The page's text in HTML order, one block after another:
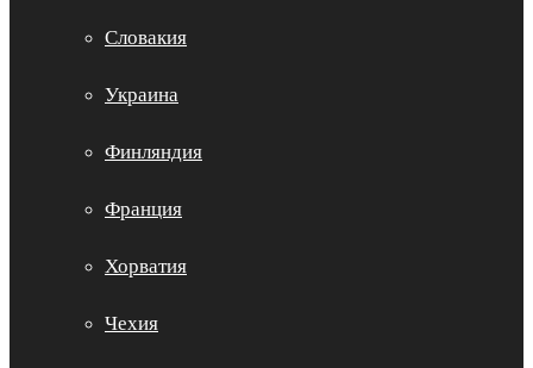
Словакия
Украина
Финляндия
Франция
Хорватия
Чехия